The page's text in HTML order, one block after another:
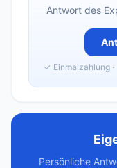
Antwort des
✓ Einmalzahlung
Persönliche